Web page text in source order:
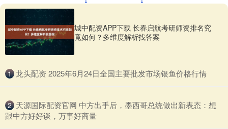
城中配资APP下载 长春启航考研师资排名究
竟如何？多维度解析找答案
1 ​龙头配资 2025年6月24日全国主要批发市场银鱼价格行情
2 ​天源国际配资官网 中方出手后，墨西哥总统做出新表态：想
跟中方好好谈，万事好商量